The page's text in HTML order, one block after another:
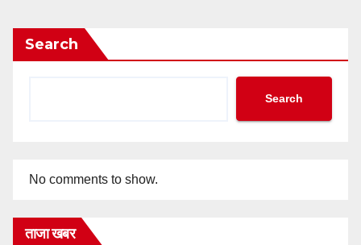
Search
Search
No comments to show.
ताजा खबर